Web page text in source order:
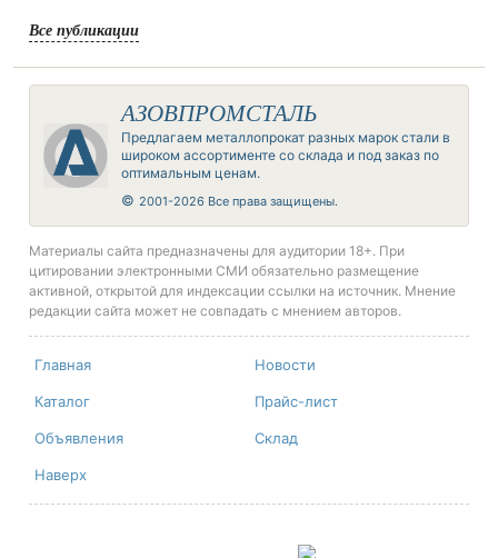
Все публикации
АЗОВПРОМСТАЛЬ
Предлагаем металлопрокат разных марок стали в
широком ассортименте со склада и под заказ по
оптимальным ценам.
© 2001-2026 Все права защищены.
Материалы сайта предназначены для аудитории 18+. При
цитировании электронными СМИ обязательно размещение
активной, открытой для индексации ссылки на источник. Мнение
редакции сайта может не совпадать с мнением авторов.
Главная Новости
Каталог Прайс-лист
Объявления Склад
Наверх